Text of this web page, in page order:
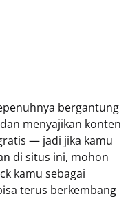
bergantung
menyajikan konten
— jadi jika kamu
di situs ini, mohon
kamu sebagai
terus berkembang